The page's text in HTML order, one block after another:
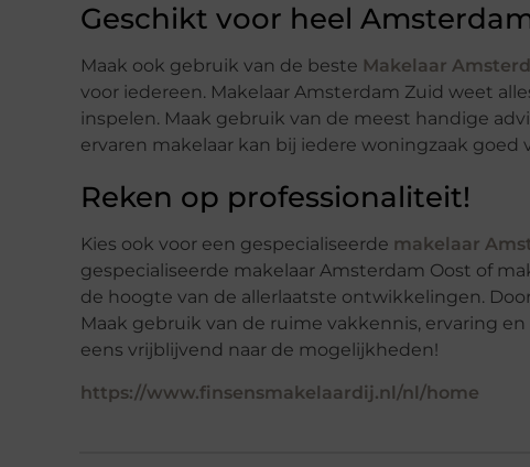
Geschikt voor heel
Maak ook gebruik van de beste Makelaar
voor iedereen. Makelaar Amsterdam Zuid weet
inspelen. Maak gebruik van de meest handige
ervaren makelaar kan bij iedere woningzaak goed
Reken op professionaliteit!
Kies ook voor een gespecialiseerde makelaar
gespecialiseerde makelaar Amsterdam Oost of
de hoogte van de allerlaatste ontwikkelingen.
Maak gebruik van de ruime vakkennis, ervaring
eens vrijblijvend naar de mogelijkheden!
https://www.finsensmakelaardij.nl/nl/home